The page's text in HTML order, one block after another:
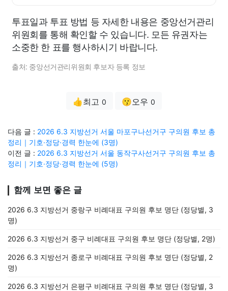
투표일과 투표 방법 등 자세한 내용은 중앙선거관리
위원회를 통해 확인할 수 있습니다. 모든 유권자는
소중한 한 표를 행사하시기 바랍니다.
출처: 중앙선거관리위원회 후보자 등록 정보
👍최고 0 😗오우 0
다음 글 : 2026 6.3 지방선거 서울 마포구나선거구 구의원 후보 총
정리｜기호·정당·경력 한눈에 (3명)
이전 글 : 2026 6.3 지방선거 서울 동작구사선거구 구의원 후보 총
정리｜기호·정당·경력 한눈에 (5명)
함께 보면 좋은 글
2026 6.3 지방선거 중랑구 비례대표 구의원 후보 명단 (정당별, 3
명)
2026 6.3 지방선거 중구 비례대표 구의원 후보 명단 (정당별, 2명)
2026 6.3 지방선거 종로구 비례대표 구의원 후보 명단 (정당별, 2
명)
2026 6.3 지방선거 은평구 비례대표 구의원 후보 명단 (정당별, 3